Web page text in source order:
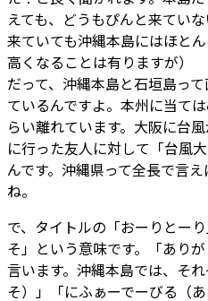
えても、どうもぴんと来てい
来ていても沖縄本島にはほと
高くなることは有りますが）
だって、沖縄本島と石垣島っ
ているんですよ。本州に当て
らい離れています。大阪に台
に行った友人に対して「台風
んです。沖縄県って全長で言
ね。
で、タイトルの「おーりとー
そ」という意味です。「あり
言います。沖縄本島では、そ
そ）」「にふぁーでーびる（